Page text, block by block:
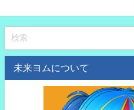
未来ヨムについて